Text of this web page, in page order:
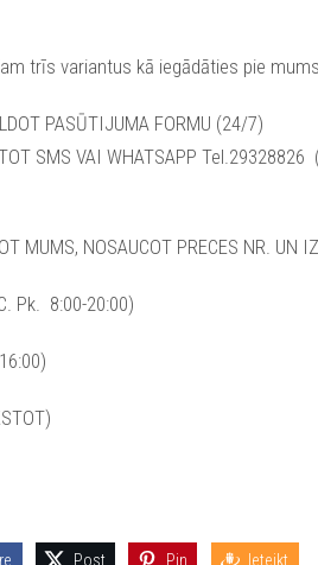
trīs variantus kā iegādāties pie
PASŪTIJUMA FORMU (24/7)
SMS VAI WHATSAPP Tel.29328826
MUMS, NOSAUCOT PRECES NR. UN
Pk. 8:00-20:00)
Post Pin Ieteikt